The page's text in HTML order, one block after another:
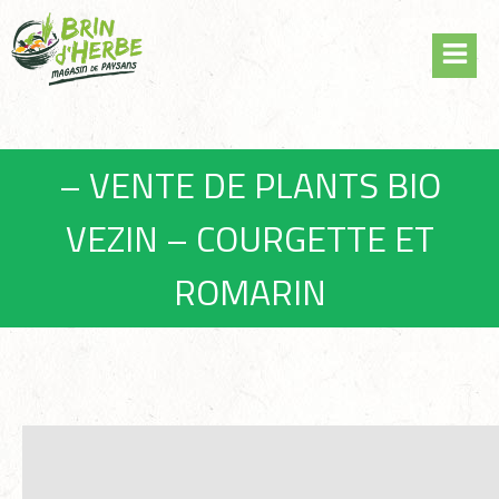
to
content
– VENTE DE PLANTS BIO
VEZIN – COURGETTE ET
ROMARIN
Panneau de gestion des cookies